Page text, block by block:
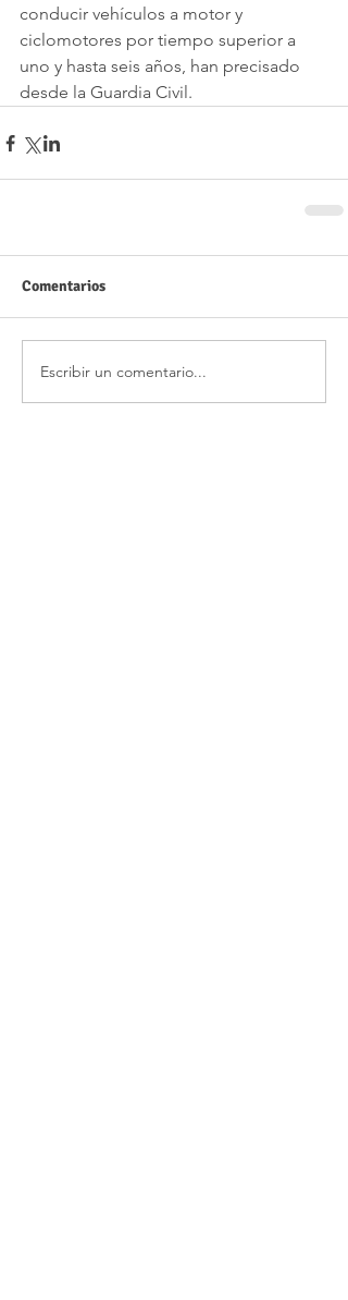
conducir vehículos a motor y
ciclomotores por tiempo superior a
uno y hasta seis años, han precisado
desde la Guardia Civil.
Comentarios
Escribir un comentario...